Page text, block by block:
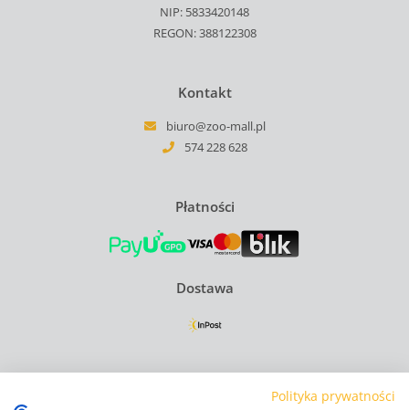
NIP: 5833420148
REGON: 388122308
Kontakt
biuro@zoo-mall.pl
574 228 628
Płatności
Dostawa
Polityka prywatności